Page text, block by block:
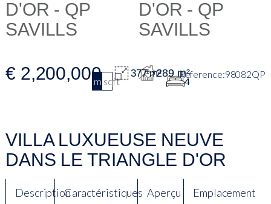
€ 2,200,000m2sqft
377 m²289 m²
4
98082QP
VILLA LUXUEUSE NEUVE
DANS LE TRIANGLE D'OR
DescriptionCaractéristiques Aperçu Emplacement